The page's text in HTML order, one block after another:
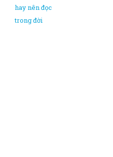
hay nên đọc
trong đời